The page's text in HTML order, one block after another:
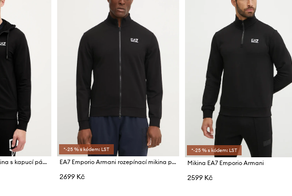
EA7 Emporio Armani mikina s kapucí pánská
*-25 % s kódem: LST
EA7 Emporio Armani rozepínací mikina pánská s bavlnou
2699 Kč
*-25 % s kódem: LST
Mikina EA7 Emporio Armani
2599 Kč